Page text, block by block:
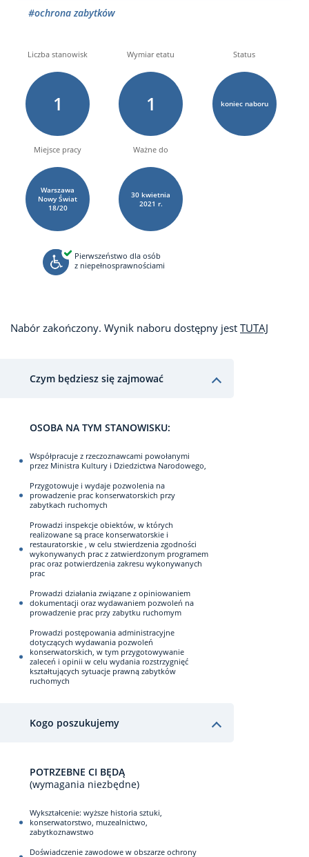
#ochrona zabytków
Liczba stanowisk
1
Wymiar etatu
1
Status
koniec naboru
Miejsce pracy
Warszawa
Nowy Świat
18/20
Ważne do
30kwietnia
2021 r.
Pierwszeństwo dla osób
z niepełnosprawnościami
Nabór zakończony. Wynik naboru dostępny jest TUTAJ
Czym będziesz się zajmować
OSOBA NA TYM STANOWISKU:
Współpracuje z rzeczoznawcami powołanymi
przez Ministra Kultury i Dziedzictwa Narodowego,
Przygotowuje i wydaje pozwolenia na
prowadzenie prac konserwatorskich przy
zabytkach ruchomych
Prowadzi inspekcje obiektów, w których
realizowane są prace konserwatorskie i
restauratorskie , w celu stwierdzenia zgodności
wykonywanych prac z zatwierdzonym programem
prac oraz potwierdzenia zakresu wykonywanych
prac
Prowadzi działania związane z opiniowaniem
dokumentacji oraz wydawaniem pozwoleń na
prowadzenie prac przy zabytku ruchomym
Prowadzi postępowania administracyjne
dotyczących wydawania pozwoleń
konserwatorskich, w tym przygotowywanie
zaleceń i opinii w celu wydania rozstrzygnięć
kształtujących sytuacje prawną zabytków
ruchomych
Kogo poszukujemy
POTRZEBNE CI BĘDĄ
(wymagania niezbędne)
Wykształcenie: wyższe historia sztuki,
konserwatorstwo, muzealnictwo,
zabytkoznawstwo
Doświadczenie zawodowe w obszarze ochrony